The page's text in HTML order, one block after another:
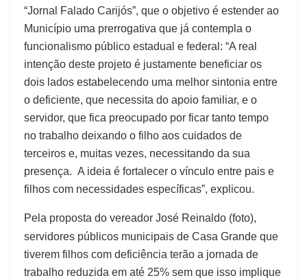
“Jornal Falado Carijós”, que o objetivo é estender ao
Município uma prerrogativa que já contempla o
funcionalismo público estadual e federal: “A real
intenção deste projeto é justamente beneficiar os
dois lados estabelecendo uma melhor sintonia entre
o deficiente, que necessita do apoio familiar, e o
servidor, que fica preocupado por ficar tanto tempo
no trabalho deixando o filho aos cuidados de
terceiros e, muitas vezes, necessitando da sua
presença. A ideia é fortalecer o vínculo entre pais e
filhos com necessidades específicas”, explicou.
Pela proposta do vereador José Reinaldo (foto),
servidores públicos municipais de Casa Grande que
tiverem filhos com deficiência terão a jornada de
trabalho reduzida em até 25% sem que isso implique